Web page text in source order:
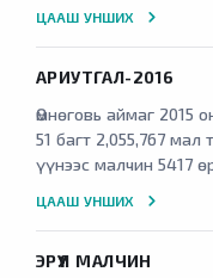
орших Хүрдэт агуйн
хамгаалалтад
дурсгалт газрууд
үйл ажиллагаанаас
сэргийлэх ажил
шаардлагатай байсан. Манлай сумын Өгөөмөр багийн
нутаг дэвсгэрт
18000 мөрийг
ЦААШ УНШИХ
АРИУТГАЛ-2016
Өмнөговь аймаг 2015
51 багт 2,055,767
үүнээс малчин 5417
тоолуулсан байна.
хорогдсоор байна. Өмнөговь аймгийн 15 сумын 5417
ЦААШ УНШИХ
ЭРҮҮЛ МАЛЧИН